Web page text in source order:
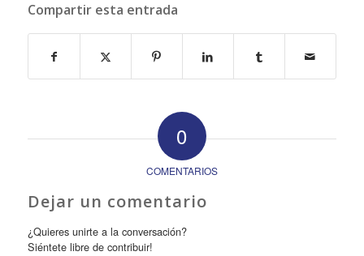
Compartir esta entrada
0
COMENTARIOS
Dejar un comentario
¿Quieres unirte a la conversación?
Siéntete libre de contribuir!